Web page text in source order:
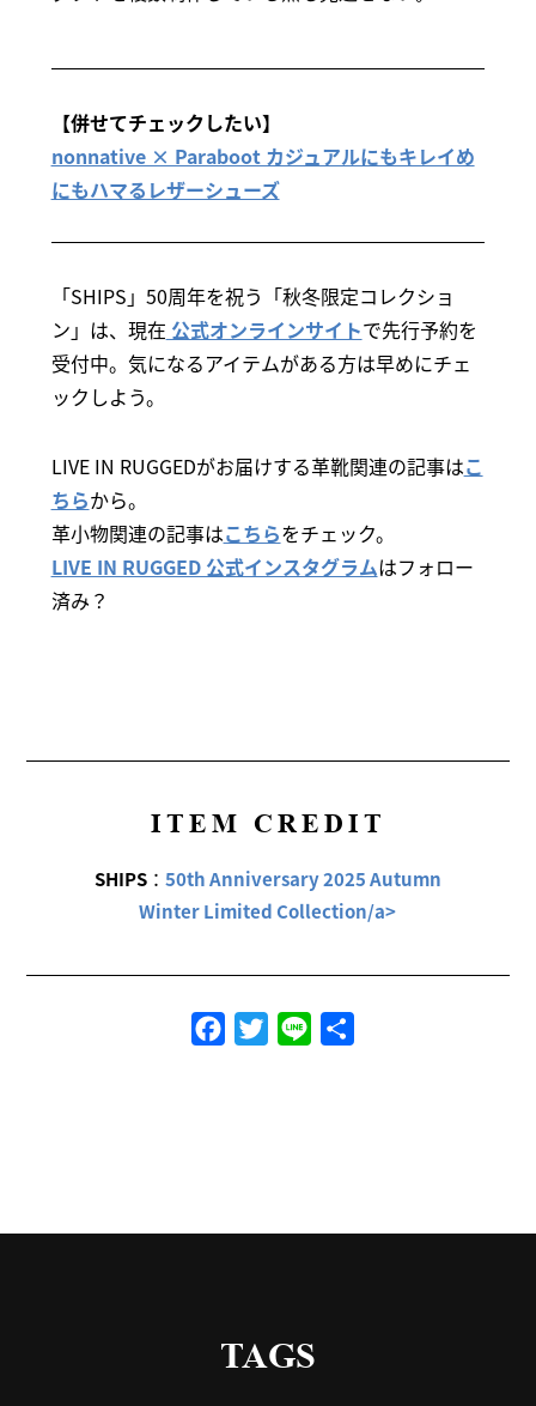
【併せてチェックしたい】
nonnative × Paraboot カジュアルにもキレイめ
にもハマるレザーシューズ
「SHIPS」50周年を祝う「秋冬限定コレクショ
ン」は、現在 公式オンラインサイトで先行予約を
受付中。気になるアイテムがある方は早めにチェ
ックしよう。
LIVE IN RUGGEDがお届けする革靴関連の記事はこ
ちらから。
革小物関連の記事はこちらをチェック。
LIVE IN RUGGED 公式インスタグラムはフォロー
済み？
ITEM CREDIT
SHIPS： 50th Anniversary 2025 Autumn
Winter Limited Collection/a>
FacebookTwitterLine
TAGS